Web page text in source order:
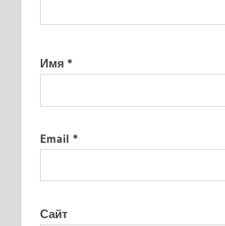
Имя *
Email *
Сайт